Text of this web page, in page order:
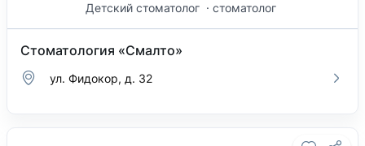
Детский стоматолог стоматолог
Стоматология «Смалто»
ул. Фидокор, д. 32